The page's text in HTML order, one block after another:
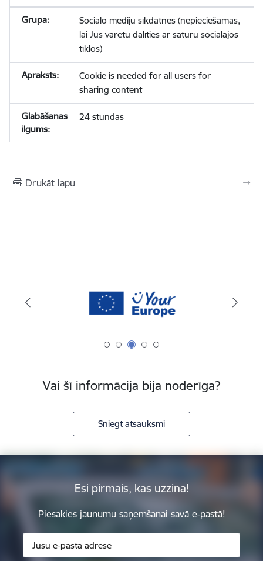
Sociālo mediju sīkdatnes (nepieciešamas,
lai Jūs varētu dalīties ar saturu sociālajos
tīklos)
Cookie is needed for all users for
sharing content
24 stundas
Drukāt lapu
Vai šī informācija bija noderīga?
Sniegt atsauksmi
Esi pirmais, kas uzzina!
Piesakies jaunumu saņemšanai savā e-pastā!